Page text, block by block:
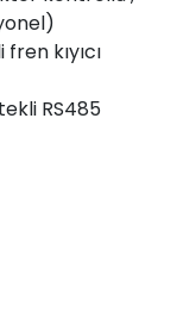
kıyıcı
RS485